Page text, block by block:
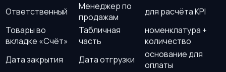
Ответственный
Менеджер по
продажам
для расчёта KPI
Товары во
вкладке «Счёт»
Табличная
часть
номенклатура +
количество
Дата закрытия
Дата отгрузки
основание для
оплаты